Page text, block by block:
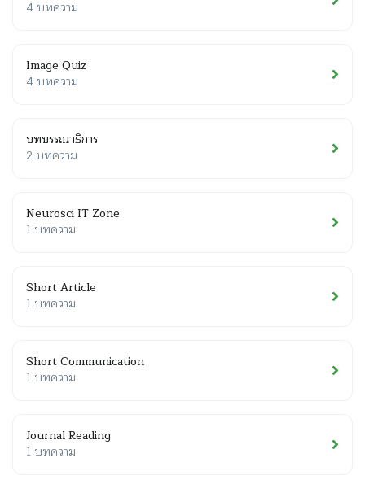
4 บทความ
Image Quiz
4 บทความ
บทบรรณาธิการ
2 บทความ
Neurosci IT Zone
1 บทความ
Short Article
1 บทความ
Short Communication
1 บทความ
Journal Reading
1 บทความ